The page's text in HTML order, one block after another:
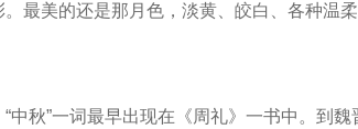
美的还是那月色，淡黄、皎白、各种温
秋”一词最早出现在《周礼》一书中。到